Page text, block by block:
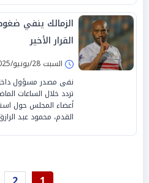
الزمالك ينفي
القرار الأخير
السبت 28/يونيو/2025 - 11:42 م
نفى مصدر مسؤول داخل
تردد خلال الساعات
أعضاء المجلس حول
القدم، محمود عبد